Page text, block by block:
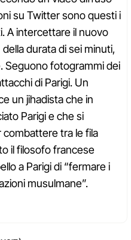
su Twitter sono questi i
A intercettare il nuovo
durata di sei minuti,
Seguono fotogrammi dei
di Parigi. Un
un jihadista che in
Parigi e che si
combattere tra le fila
il filosofo francese
a Parigi di “fermare i
musulmane”.